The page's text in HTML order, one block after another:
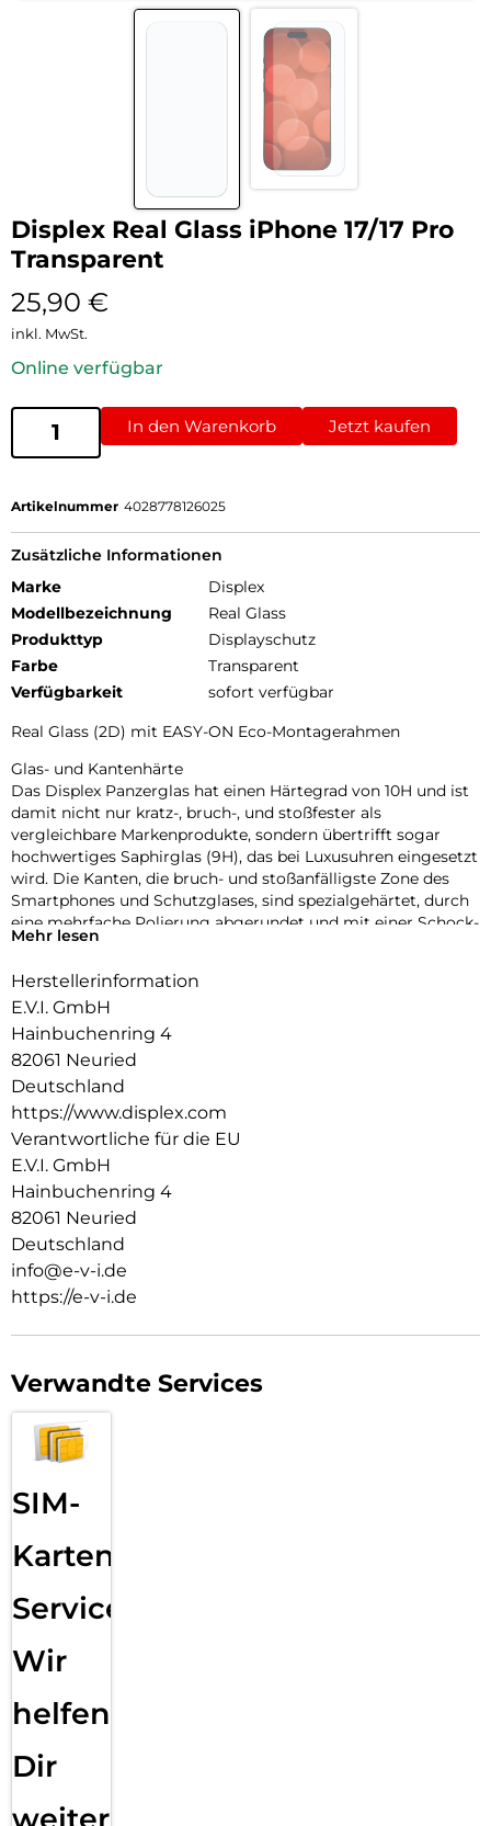
Displex Real Glass iPhone 17/17 Pro
Transparent
25,90 €
inkl. MwSt.
Online verfügbar
In den Warenkorb Jetzt kaufen
Artikelnummer 4028778126025
Zusätzliche Informationen
Marke
Displex
Modellbezeichnung
Real Glass
Produkttyp
Displayschutz
Farbe
Transparent
Verfügbarkeit
sofort verfügbar
Real Glass (2D) mit EASY-ON Eco-Montagerahmen
Glas- und Kantenhärte
Das Displex Panzerglas hat einen Härtegrad von 10H und ist
damit nicht nur kratz-, bruch-, und stoßfester als
vergleichbare Markenprodukte, sondern übertrifft sogar
hochwertiges Saphirglas (9H), das bei Luxusuhren eingesetzt
wird. Die Kanten, die bruch- und stoßanfälligste Zone des
Smartphones und Schutzglases, sind spezialgehärtet, durch
eine mehrfache Polierung abgerundet und mit einer Schock-
absorbierenden Kante (bei Full Cover Schutzgläsern)
wird das Schutzglas extrem widerstandsfähig gegen
Schläge, Stöße und Bruch und ist zugleich besonders
angenehm bei der Nutzung.
Hüllenfreundlich
Unser Displex Schutzglas wird bis auf 5/100 mm genau auf
die Smartphone Konturen gefertigt und passt somit perfekt
auf Ihr Smartphone. Außerdem ist die Schutzfolie ultradünn.
Somit lassen sich alle handelsüblichen Schutzhüllen & Cases
Schutz aus Displex Tempered Glass und Ihrer Lieblingshülle
wird Ihr Smartphone rundum optimal geschützt.
Anti Fingerprint
Die oberste Schicht unserer 4-Layer Technology besteht aus
einem High-Tech Plasma Coating. Die hydro- und oleophobe
optimalen Touch und Scrollen. Durch diese Technologie sieht
Ihr Display nicht nur schöner aus, sondern bleibt auch länger
sauber und muss somit seltener gereinigt werden. Hinweis:
der Displex Screen Protector unterstützt auch den 3D/
Haptic Touch (Apple) und die Fingerprint-Sensoren aller
Splitterschutz
Displex gewährleistet absolute Sicherheit, auch beim Bruch
Schicht im Schutzglas splittert dieses nicht und garantiert
somit eine absolut sichere Verwendung. Und wenn es doch
zum Ernstfall kommen sollte und das Schutzglas einen
Schlag, Fall oder Stoß abgefangen hat und gebrochen ist,
High-Tech Splitterschutz problemlos in einem Stück vom
Hochleistungs-Silikon
Hochleistungs-Silikon für optimale Haft-Eigenschaften und
Mehr lesen
Herstellerinformation
E.V.I. GmbH
Hainbuchenring 4
82061 Neuried
Deutschland
https://www.displex.com
Verantwortliche für die EU
E.V.I. GmbH
Hainbuchenring 4
82061 Neuried
Deutschland
info@e-v-i.de
https://e-v-i.de
Verwandte Services
SIM-
Karten
Service:
Wir
helfen
Dir